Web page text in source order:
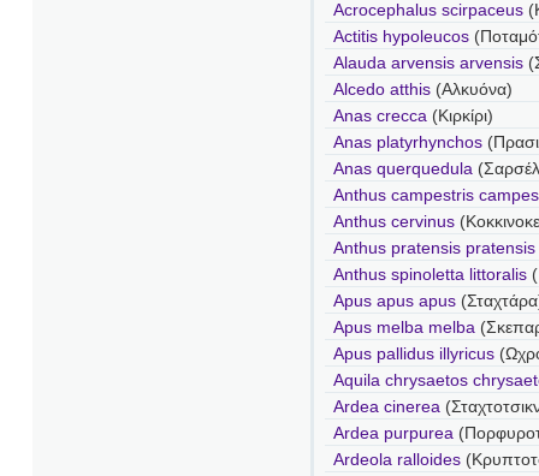
Acrocephalus scirpaceus
Actitis hypoleucos
Alauda arvensis arvensis
Alcedo atthis (Αλκυόνα)
Anas crecca (Κιρκίρι)
Anas platyrhynchos
Anas querquedula
Anthus campestris
Anthus cervinus
Anthus pratensis pratensis
Anthus spinoletta littoralis
Apus apus apus
Apus melba melba
Apus pallidus illyricus
Aquila chrysaetos
Ardea cinerea
Ardea purpurea
Ardeola ralloides